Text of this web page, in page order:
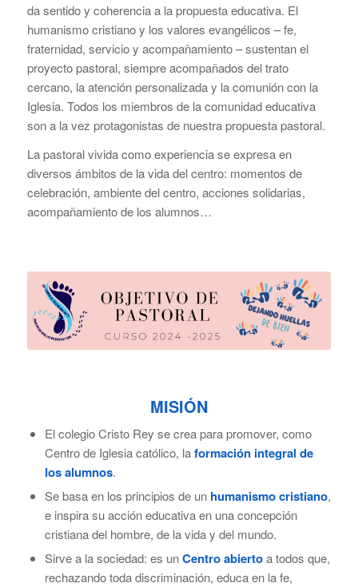
da sentido y coherencia a la propuesta educativa. El
humanismo cristiano y los valores evangélicos – fe,
fraternidad, servicio y acompañamiento – sustentan el
proyecto pastoral, siempre acompañados del trato
cercano, la atención personalizada y la comunión con la
Iglesia. Todos los miembros de la comunidad educativa
son a la vez protagonistas de nuestra propuesta pastoral.
La pastoral vivida como experiencia se expresa en
diversos ámbitos de la vida del centro: momentos de
celebración, ambiente del centro, acciones solidarias,
acompañamiento de los alumnos…
MISIÓN
El colegio Cristo Rey se crea para promover, como
Centro de Iglesia católico, laformación integral de
los alumnos.
Se basa en los principios de un humanismo cristiano,
e inspira su acción educativa en una concepción
cristiana del hombre, de la vida y del mundo.
Sirve a la sociedad: es unCentro abiertoa todos que,
rechazando toda discriminación, educa en la fe,